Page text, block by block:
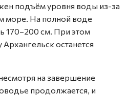
подъём уровня воды из-за
море. На полной воде
170–200 см. При этом
Архангельск останется
на завершение
продолжается, и